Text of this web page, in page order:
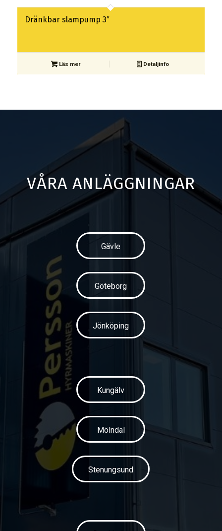
Dränkbar slampump 3″
Läs mer Detaljinfo
VÅRA ANLÄGGNINGAR
Gävle
Göteborg
Jönköping
Kungälv
Mölndal
Stenungsund